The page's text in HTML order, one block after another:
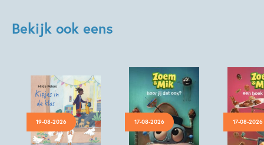
Bekijk ook eens
19-08-2026 17-08-2026 17-08-2026